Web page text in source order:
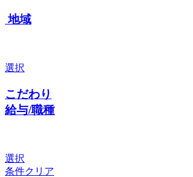
地域
選択
こだわり
給与/職種
選択
条件クリア